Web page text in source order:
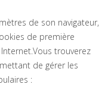
de son navigateur,
de première
trouverez
de gérer les
: